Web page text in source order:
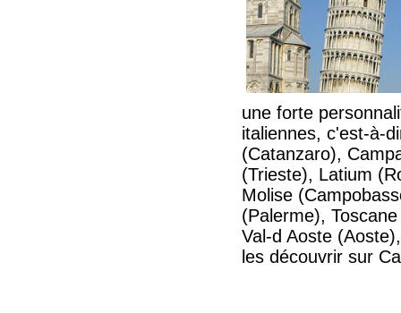
une forte
italiennes, c'est-à-
(Catanzaro),
(Trieste), Latium
Molise
(Palerme),
Val-d Aoste
les découvrir sur